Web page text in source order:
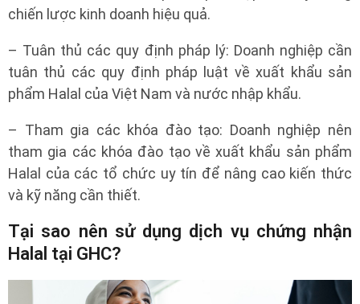
chiến lược kinh doanh hiệu quả.
– Tuân thủ các quy định pháp lý: Doanh nghiệp cần
tuân thủ các quy định pháp luật về xuất khẩu sản
phẩm Halal của Việt Nam và nước nhập khẩu.
– Tham gia các khóa đào tạo: Doanh nghiệp nên
tham gia các khóa đào tạo về xuất khẩu sản phẩm
Halal của các tổ chức uy tín để nâng cao kiến thức
và kỹ năng cần thiết.
Tại sao nên sử dụng dịch vụ chứng nhận
Halal tại GHC?